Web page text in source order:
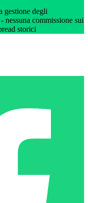
gestione degli
commissione sui
storici